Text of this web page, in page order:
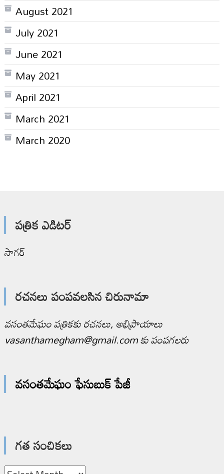
August 2021
July 2021
June 2021
May 2021
April 2021
March 2021
March 2020
పత్రిక ఎడిటర్
సాగర్
రచనలు పంపవలసిన చిరునామా
వసంతమేఘం పత్రికకు రచనలు, అభిప్రాయాలు
vasanthamegham@gmail.com కు పంపగలరు
వసంతమేఘం ఫేసుబుక్ పేజీ
గత సంచికలు